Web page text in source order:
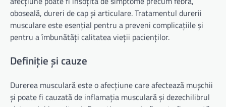
oboseală, dureri de cap și articulare. Tratamentul durerii
musculare este esențial pentru a preveni complicațiile și
pentru a îmbunătăți calitatea vieții pacienților.
Definiție și cauze
Durerea musculară este o afecțiune care afectează mușchii
și poate fi cauzată de inflamația musculară și dezechilibrul